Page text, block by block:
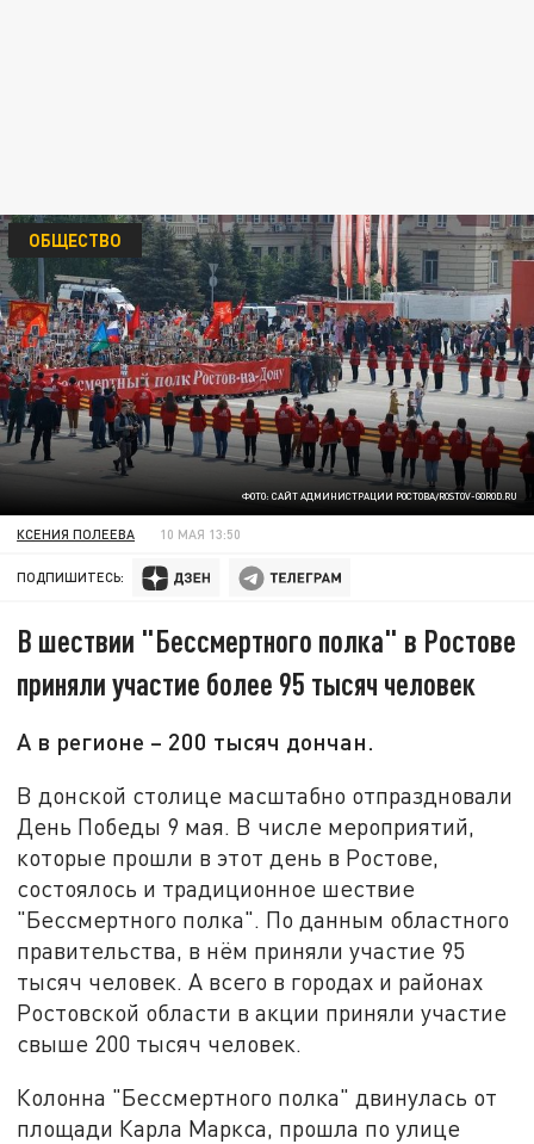
ФОТО: САЙТ АДМИНИСТРАЦИИ РОСТОВА/ROSTOV-GOROD.RU
ОБЩЕСТВО
КСЕНИЯ ПОЛЕЕВА 10 МАЯ 13:50
ПОДПИШИТЕСЬ:
В шествии "Бессмертного полка" в Ростове
приняли участие более 95 тысяч человек
А в регионе – 200 тысяч дончан.
В донской столице масштабно отпраздновали
День Победы 9 мая. В числе мероприятий,
которые прошли в этот день в Ростове,
состоялось и традиционное шествие
"Бессмертного полка". По данным областного
правительства, в нём приняли участие 95
тысяч человек. А всего в городах и районах
Ростовской области в акции приняли участие
свыше 200 тысяч человек.
Колонна "Бессмертного полка" двинулась от
площади Карла Маркса, прошла по улице